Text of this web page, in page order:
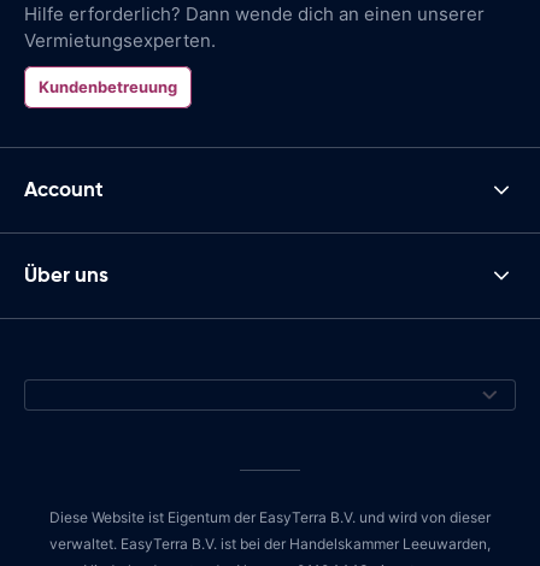
Hilfe erforderlich? Dann wende dich an einen unserer
Vermietungsexperten.
Kundenbetreuung
Account
Über uns
Diese Website ist Eigentum der EasyTerra B.V. und wird von dieser
verwaltet. EasyTerra B.V. ist bei der Handelskammer Leeuwarden,